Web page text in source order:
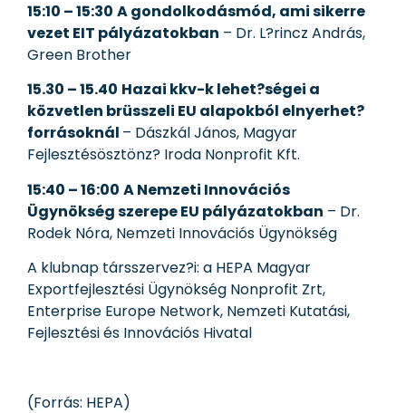
15:10 – 15:30 A gondolkodásmód, ami sikerre
vezet EIT pályázatokban – Dr. L?rincz András,
Green Brother
15.30 – 15.40 Hazai kkv-k lehet?ségei a
közvetlen brüsszeli EU alapokból elnyerhet?
forrásoknál – Dászkál János, Magyar
Fejlesztésösztönz? Iroda Nonprofit Kft.
15:40 – 16:00 A Nemzeti Innovációs
Ügynökség szerepe EU pályázatokban – Dr.
Rodek Nóra, Nemzeti Innovációs Ügynökség
A klubnap társszervez?i: a HEPA Magyar
Exportfejlesztési Ügynökség Nonprofit Zrt,
Enterprise Europe Network, Nemzeti Kutatási,
Fejlesztési és Innovációs Hivatal
(Forrás: HEPA)